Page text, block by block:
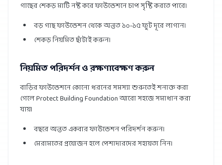
গাছের শেকড় মাটি নষ্ট করে ফাউন্ডেশনে চাপ সৃষ্টি করতে পারে।
বড় গাছ ফাউন্ডেশন থেকে অন্তত ১০-১৫ ফুট দূরে লাগান।
শেকড় নিয়মিত ছাঁটাই করুন।
নিয়মিত পরিদর্শন ও রক্ষণাবেক্ষণ করুন
বাড়ির ফাউন্ডেশনে কোনো ধরনের সমস্যা শুরুতেই শনাক্ত করা
গেলে Protect Building Foundation আরো সহজে সমাধান করা
যায়।
বছরে অন্তত একবার ফাউন্ডেশন পরিদর্শন করুন।
মেরামতের প্রয়োজন হলে পেশাদারদের সহায়তা নিন।